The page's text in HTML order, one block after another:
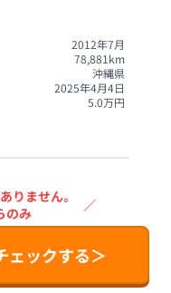
2012年7月
78,881 km
沖縄県
2025年4月4日
5.0万円
りません。
のみ
／
ェックする＞